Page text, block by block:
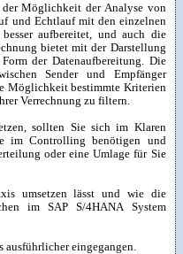
Möglichkeit der Analyse von
und Echtlauf mit den einzelnen
aufbereitet, und auch die
bietet mit der Darstellung
der Datenaufbereitung. Die
Sender und Empfänger
Möglichkeit bestimmte Kriterien
Verrechnung zu filtern.
sollten Sie sich im Klaren
im Controlling benötigen und
oder eine Umlage für Sie
umsetzen lässt und wie die
im SAP S/4HANA System
ausführlicher eingegangen.